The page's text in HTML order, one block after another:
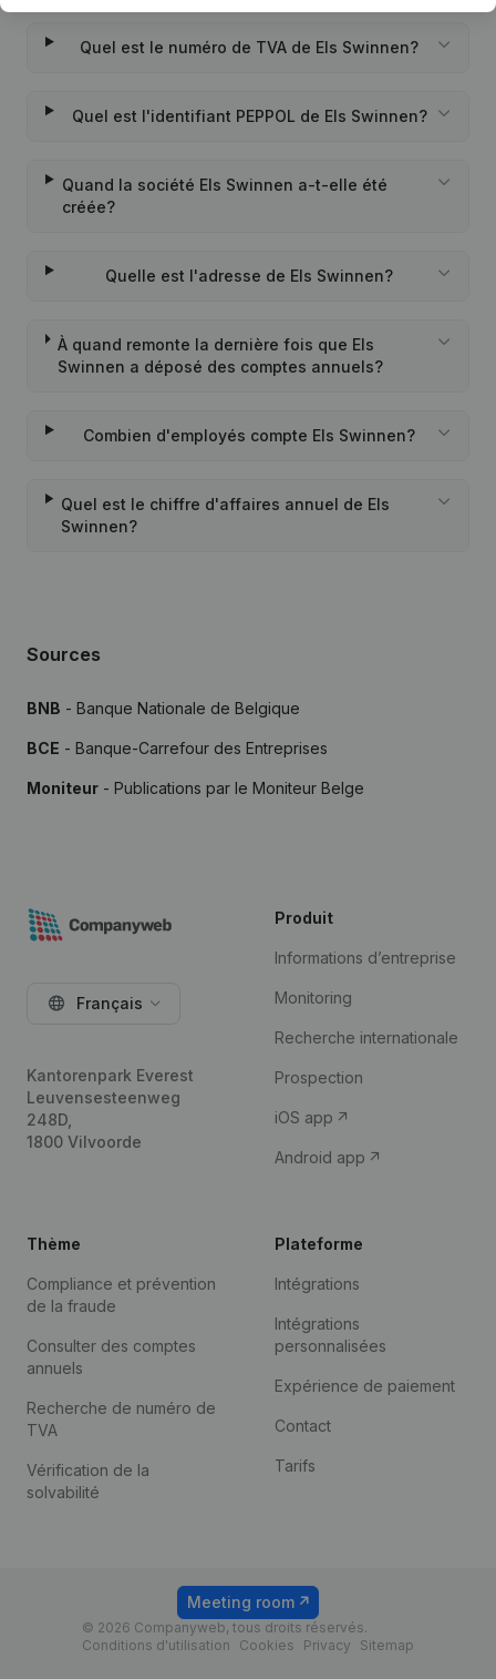
Quel est le numéro de TVA de Els Swinnen?
Quel est l'identifiant PEPPOL de Els Swinnen?
Quand la société Els Swinnen a-t-elle été
créée?
Quelle est l'adresse de Els Swinnen?
À quand remonte la dernière fois que Els
Swinnen a déposé des comptes annuels?
Combien d'employés compte Els Swinnen?
Quel est le chiffre d'affaires annuel de Els
Swinnen?
Sources
BNB - Banque Nationale de Belgique
BCE - Banque-Carrefour des Entreprises
Moniteur - Publications par le Moniteur Belge
Français
Kantorenpark Everest
Leuvensesteenweg
248D,
1800 Vilvoorde
Produit
Informations d’entreprise
Monitoring
Recherche internationale
Prospection
iOS app
Android app
Thème
Compliance et prévention
de la fraude
Consulter des comptes
annuels
Recherche de numéro de
TVA
Vérification de la
solvabilité
Plateforme
Intégrations
Intégrations
personnalisées
Expérience de paiement
Contact
Tarifs
© 2026 Companyweb, tous droits réservés.
Conditions d'utilisation
Cookies Privacy Sitemap
Meeting room